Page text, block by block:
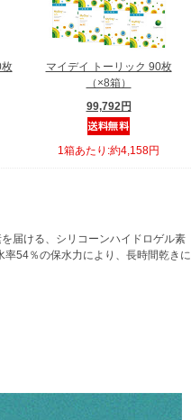
マイデイ トーリック 90枚
（×8箱）
99,792円
1箱あたり:約4,158円
届ける、シリコーンハイドロゲル素
54％の保水力により、長時間乾きに